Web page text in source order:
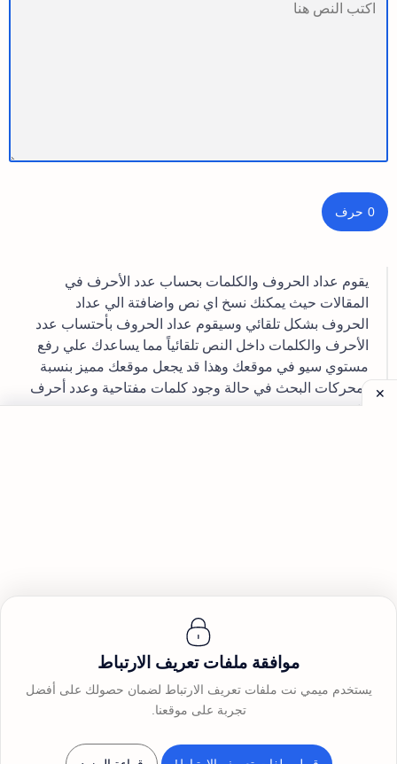
0 حرف
يقوم عداد الحروف والكلمات بحساب عدد الأحرف في
المقالات حيث يمكنك نسخ اي نص واضافتة الي عداد
الحروف بشكل تلقائي وسيقوم عداد الحروف بأحتساب عدد
الأحرف والكلمات داخل النص تلقائياً مما يساعدك علي رفع
مستوي سيو في موقعك وهذا قد يجعل موقعك مميز بنسبة
لمحركات البحث في حالة وجود كلمات مفتاحية وعدد أحرف
كثيرة
اخر تحديث بتاريخ 2023-01-12
موافقة ملفات تعريف الارتباط
يستخدم ميمي نت ملفات تعريف الارتباط لضمان حصولك على أفضل
تجربة على موقعنا.